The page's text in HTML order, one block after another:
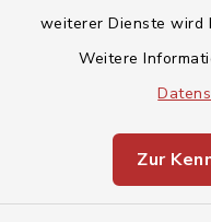
weiterer Dienste wird
Weitere
Zur